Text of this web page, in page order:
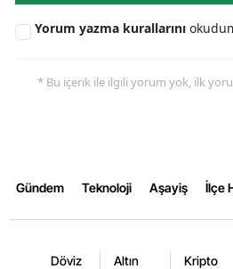
Yorum yazma kurallarını
* Bu içerik ile ilgili yorum yok, ilk
Gündem Teknoloji Aşayiş İlçe
Döviz Altın Kripto